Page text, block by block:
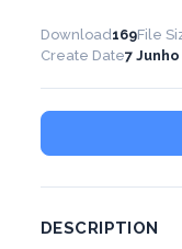
Download169File
Create Date7 Junho
DESCRIPTION